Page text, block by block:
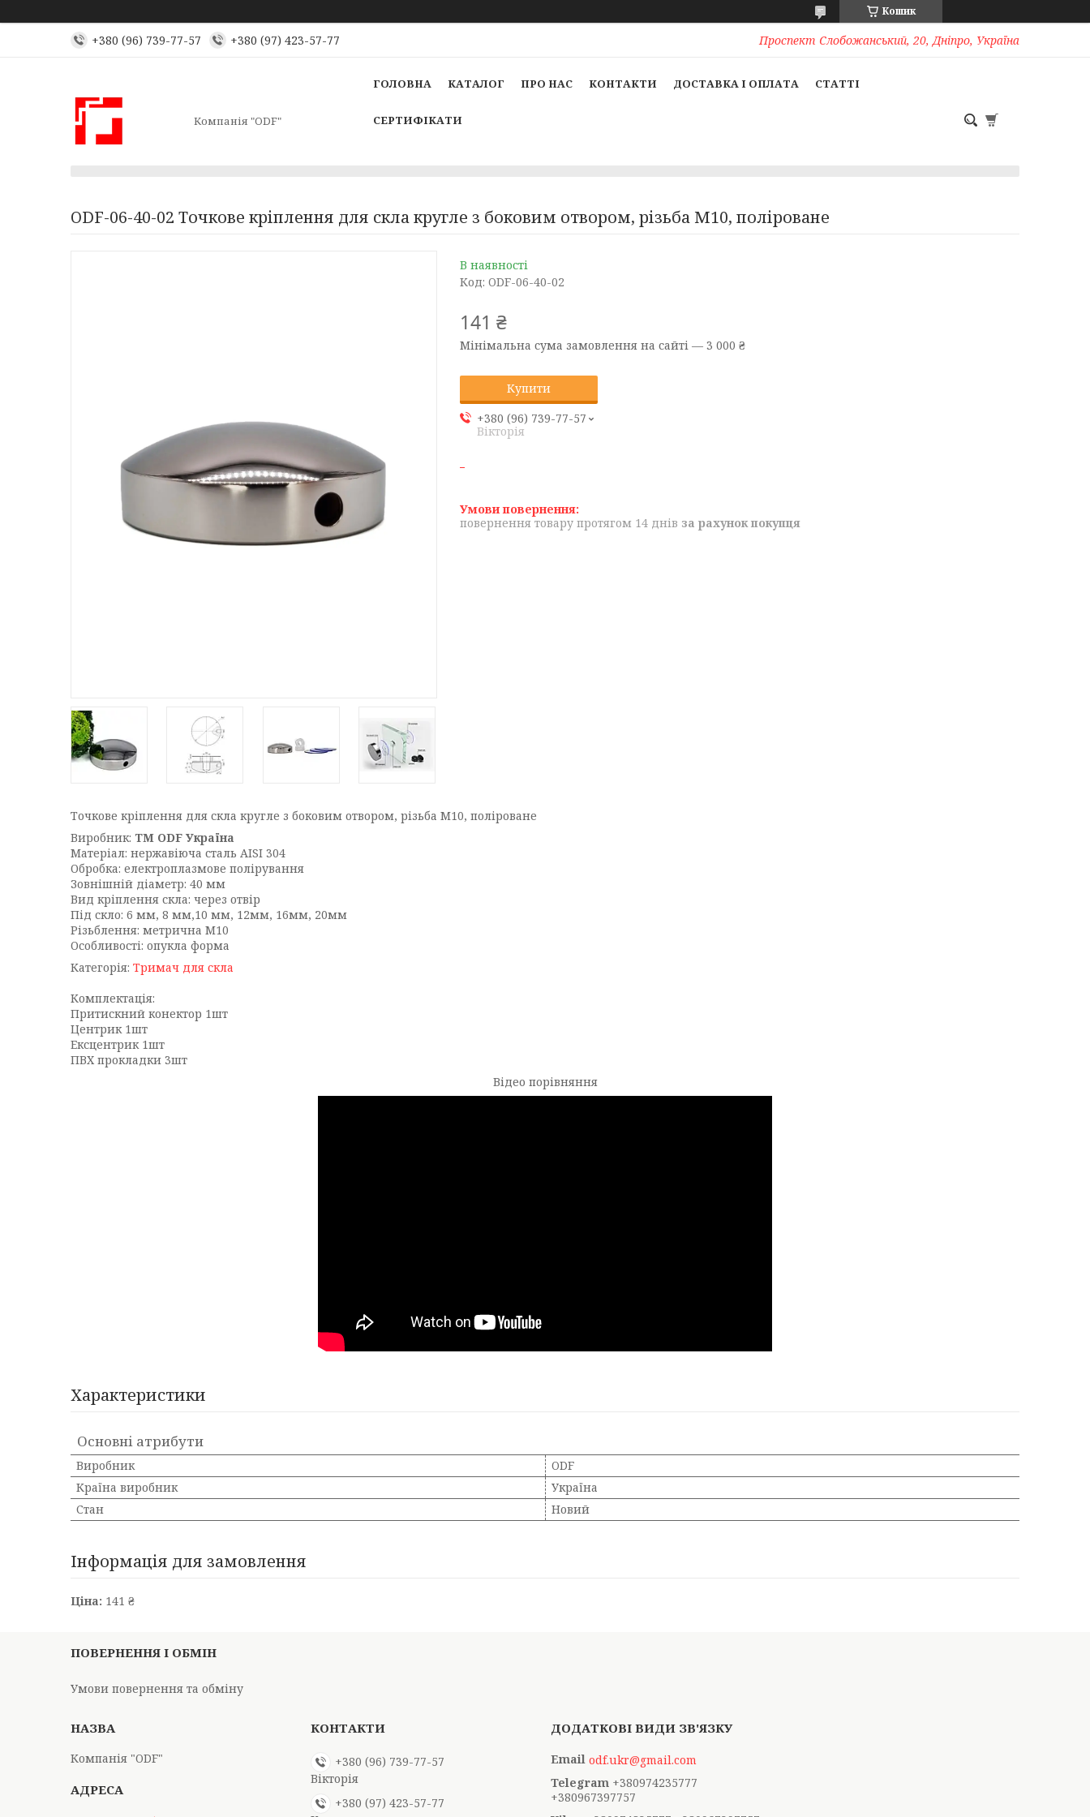
Кошик
+380 (96) 739-77-57 +380 (97) 423-57-77 Проспект Слобожанський, 20, Дніпро, Україна
Компанія "ODF"
ГОЛОВНА КАТАЛОГ ПРО НАС КОНТАКТИ ДОСТАВКА І ОПЛАТА СТАТТІ
СЕРТИФІКАТИ
ODF-06-40-02 Точкове кріплення для скла кругле з боковим отвором, різьба М10, поліроване
В наявності
Код: ODF-06-40-02
141 ₴
Мінімальна сума замовлення на сайті — 3 000 ₴
Купити
+380 (96) 739-77-57
Вікторія
повернення товару протягом 14 днів за рахунок покупця
Точкове кріплення для скла кругле з боковим отвором, різьба М10, поліроване
Виробник: ТМ ODF Україна
Матеріал: нержавіюча сталь AISI 304
Обробка: електроплазмове полірування
Зовнішній діаметр: 40 мм
Вид кріплення скла: через отвір
Під скло: 6 мм, 8 мм,10 мм, 12мм, 16мм, 20мм
Різьблення: метрична М10
Особливості: опукла форма
Категорія: Тримач для скла
Комплектація:
Притискний конектор 1шт
Центрик 1шт
Ексцентрик 1шт
ПВХ прокладки 3шт
Відео порівняння
Характеристики
Основні атрибути
Виробник
ODF
Країна виробник
Україна
Стан
Новий
Інформація для замовлення
Ціна: 141 ₴
ПОВЕРНЕННЯ І ОБМІН
Умови повернення та обміну
Компанія "ODF"
+380 (96) 739-77-57
Вікторія
+380 (97) 423-57-77
odf.ukr@gmail.com
+380974235777
+380967397757